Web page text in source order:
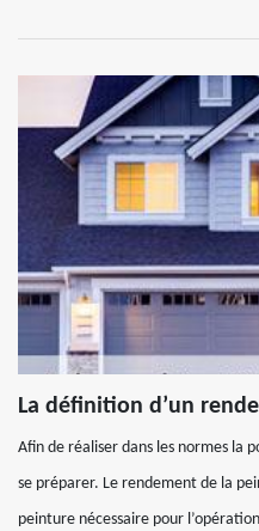
La définition d’un
Afin de réaliser dans les normes la
se préparer. Le rendement de la
peinture nécessaire pour